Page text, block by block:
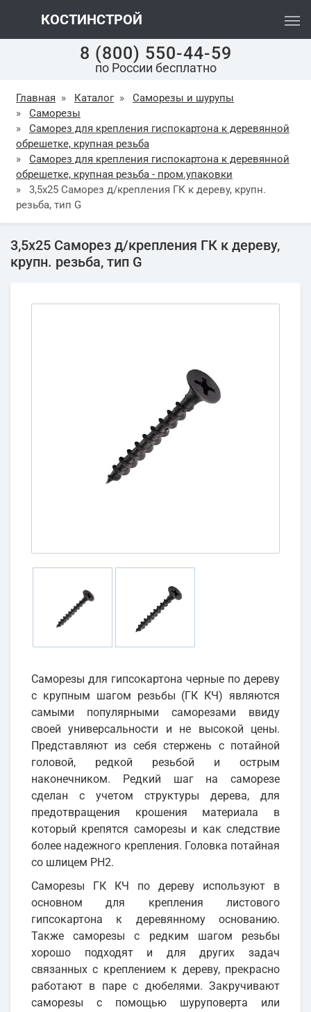
КОСТИНСТРОЙ
8 (800) 550-44-59
по России бесплатно
Главная » Каталог »
Саморезы и шурупы
»
Саморезы
»
Саморез для крепления гиспокартона к деревянной
обрешетке, крупная резьба
»
Саморез для крепления гиспокартона к деревянной
обрешетке, крупная резьба - пром.упаковки
»
3,5х25 Саморез д/крепления ГК к дереву, крупн.
резьба, тип G
3,5х25 Саморез д/крепления ГК к дереву,
крупн. резьба, тип G
Cаморезы для гипсокартона черные по дереву
с крупным шагом резьбы (ГК КЧ) являются
самыми популярными саморезами ввиду
своей универсальности и не высокой цены.
Представляют из себя стержень с потайной
головой, редкой резьбой и острым
наконечником. Редкий шаг на саморезе
сделан с учетом структуры дерева, для
предотвращения крошения материала в
который крепятся саморезы и как следствие
более надежного крепления. Головка потайная
со шлицем PH2.
Саморезы ГК КЧ по дереву используют в
основном для крепления листового
гипсокартона к деревянному основанию.
Также саморезы с редким шагом резьбы
хорошо подходят и для других задач
связанных с креплением к дереву, прекрасно
работают в паре с дюбелями. Закручивают
саморезы с помощью шуруповерта или